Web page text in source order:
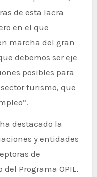
de esta lacra
en el que
marcha del gran
debemos ser eje
posibles para
turismo, que
destacado la
y entidades
de
Programa OPIL,